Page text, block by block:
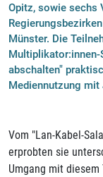
Opitz, sowie sechs
Münster. Die
Multiplikator:innen-
abschalten"
Mediennutzung mit
Vom "Lan-Kabel-
erprobten sie
Umgang mit